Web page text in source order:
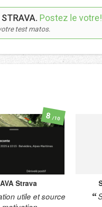
Postez le votre!
test matos.
Strava
utile et source
8/10